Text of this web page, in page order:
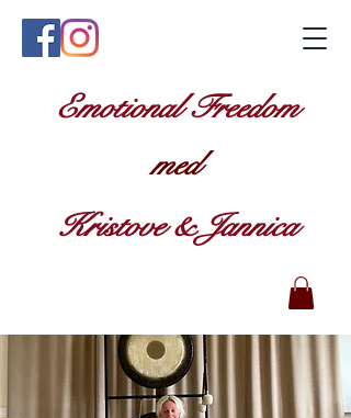
Emotional Freedom
med
Kristove & Jannica